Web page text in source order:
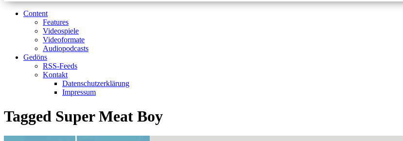
Content
Features
Videospiele
Videoformate
Audiopodcasts
Gedöns
RSS-Feeds
Kontakt
Datenschutzerklärung
Impressum
Tagged Super Meat Boy